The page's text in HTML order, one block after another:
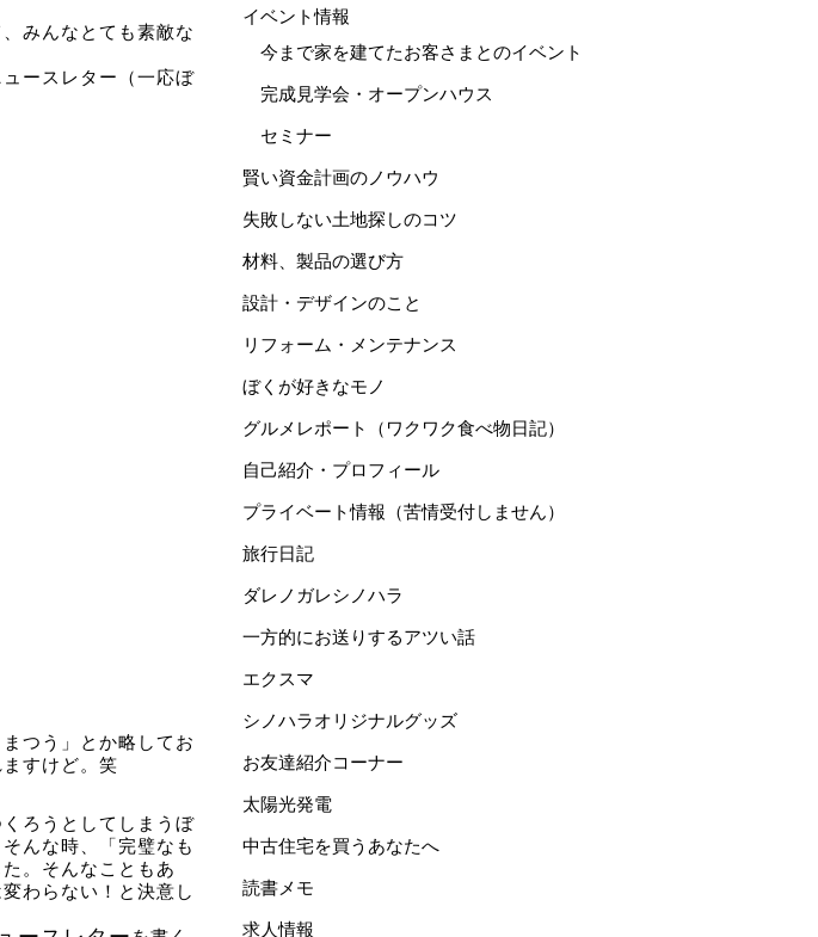
みんなとても素敵な
ースレター（一応ぼ
つう」とか略してお
すけど。笑
ろうとしてしまうぼ
んな時、「完璧なも
。そんなこともあ
わらない！と決意し
イベント情報
今まで家を建てたお客さまとのイベント
完成見学会・オープンハウス
セミナー
賢い資金計画のノウハウ
失敗しない土地探しのコツ
材料、製品の選び方
設計・デザインのこと
リフォーム・メンテナンス
ぼくが好きなモノ
グルメレポート（ワクワク食べ物日記）
自己紹介・プロフィール
プライベート情報（苦情受付しません）
旅行日記
ダレノガレシノハラ
一方的にお送りするアツい話
エクスマ
シノハラオリジナルグッズ
お友達紹介コーナー
太陽光発電
中古住宅を買うあなたへ
読書メモ
求人情報